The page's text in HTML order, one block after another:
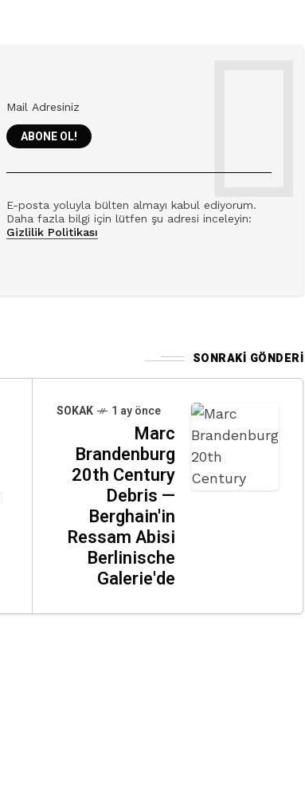
E-posta yoluyla bülten almayı kabul ediyorum.
Daha fazla bilgi için lütfen şu adresi inceleyin:
Gizlilik Politikası
SONRAKI GÖNDERI
SOKAK 1 ay önce
Marc
Brandenburg
20th Century
Debris —
Berghain'in
Ressam Abisi
Berlinische
Galerie'de